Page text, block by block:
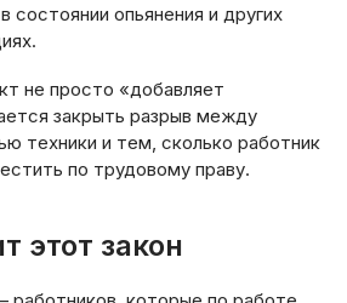
состоянии опьянения и других
не просто «добавляет
закрыть разрыв между
техники и тем, сколько работник
по трудовому праву.
этот закон